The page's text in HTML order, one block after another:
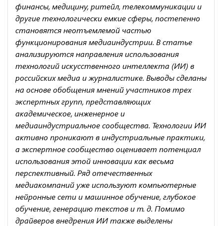
финансы, медицину, ритейл, телекоммуникации и
другие технологически емкие сферы, постепенно
становятся неотъемлемой частью
функционирования медиаиндустрии. В статье
анализируются направления использования
технологий искусственного интеллекта (ИИ) в
российских медиа и журналистике. Выводы сделаны
на основе обобщения мнений участников трех
экспертных групп, представляющих
академическое, инженерное и
медиаиндустриальное сообщества. Технологии ИИ
активно проникают в индустриальные практики,
а экспертное сообщество оценивает потенциал
использования этой инновации как весьма
перспективный. Ряд отечественных
медиакомпаний уже используют компьютерные
нейронные сети и машинное обучение, глубокое
обучение, генерацию текстов и т. д. Помимо
драйверов внедрения ИИ также выделены